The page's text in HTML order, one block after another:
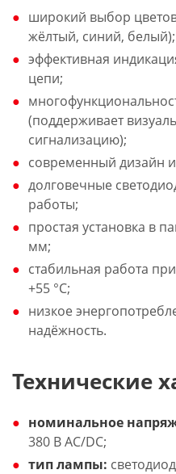
широкий выбор
жёлтый, синий, белый);
эффективная
цепи;
(поддерживает
сигнализацию);
современный дизайн
долговечные
работы;
простая установка в
мм;
стабильная работа
+55 °С;
низкое
надёжность.
Технические
номинальное
380 В AC/DC;
тип лампы: